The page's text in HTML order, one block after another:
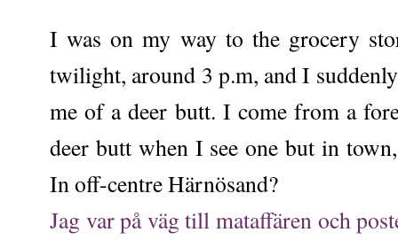
I was on my way to the grocery
twilight, around 3 p.m, and I
me of a deer butt. I come from a
deer butt when I see one but in
In off-centre Härnösand?
Jag var på väg till mataffären och